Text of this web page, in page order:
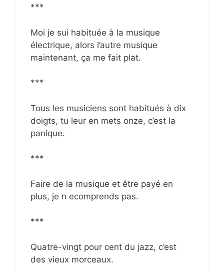
***
Moi je sui habituée à la musique
électrique, alors l’autre musique
maintenant, ça me fait plat.
***
Tous les musiciens sont habitués à dix
doigts, tu leur en mets onze, c’est la
panique.
***
Faire de la musique et être payé en
plus, je n ecomprends pas.
***
Quatre-vingt pour cent du jazz, c’est
des vieux morceaux.